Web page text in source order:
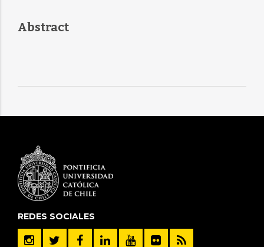
Abstract
REDES SOCIALES